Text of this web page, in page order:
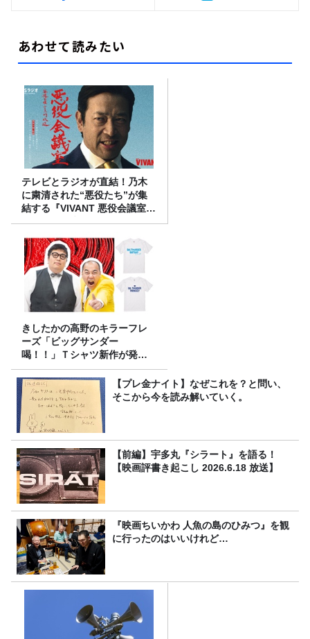
あわせて読みたい
テレビとラジオが直結！乃木
に粛清された“悪役たち”が集
結する『VIVANT 悪役会議室』
7/26(日)23時スタート！
きしたかの高野のキラーフレ
ーズ「ビッグサンダー
喝！！」Ｔシャツ新作が発売
決定！
【プレ金ナイト】なぜこれを？と問い、
そこから今を読み解いていく。
【前編】宇多丸『シラート』を語る！
【映画評書き起こし 2026.6.18 放送】
『映画ちいかわ 人魚の島のひみつ』を観
に行ったのはいいけれど…